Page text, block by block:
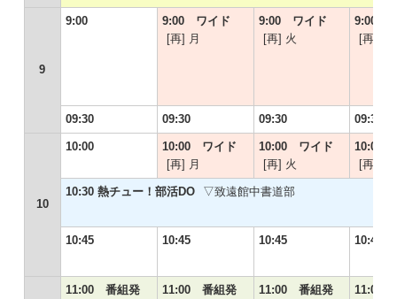
9
9:00
9:00 ワイド
[再] 月
9:00 ワイド
[再] 火
9:00
[再] 水
09:30 09:30 09:30 09:30
10
10:00
10:00 ワイド
[再] 月
10:00 ワイド
[再] 火
10:00
[再] 水
10:30 熱チュー！部活DO ▽致遠館中書道部
10:45 10:45 10:45 10:45
11:00 番組発 11:00 番組発 11:00 番組発 11:00